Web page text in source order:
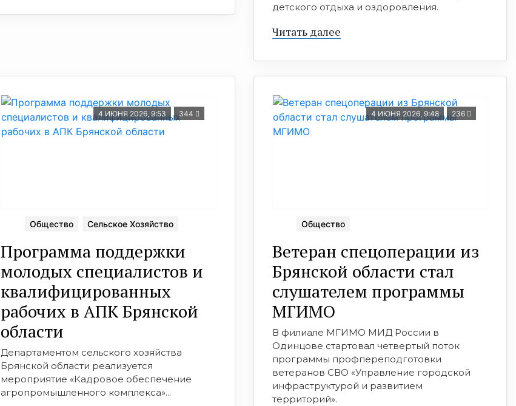
детского отдыха и оздоровления.
Читать далее
4 ИЮНЯ 2026, 9:53 344
Общество Сельское Хозяйство
Программа поддержки
молодых специалистов и
квалифицированных
рабочих в АПК Брянской
области
Департаментом сельского хозяйства
Брянской области реализуется
мероприятие «Кадровое обеспечение
агропромышленного комплекса»...
4 ИЮНЯ 2026, 9:48 236
Общество
Ветеран спецоперации из
Брянской области стал
слушателем программы
МГИМО
В филиале МГИМО МИД России в
Одинцове стартовал четвертый поток
программы профпереподготовки
ветеранов СВО «Управление городской
инфраструктурой и развитием
территорий».